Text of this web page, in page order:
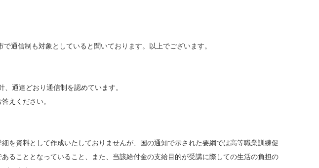
信制も対象としていると聞いております。以上でございます。
通達どおり通信制を認めています。
えください。
資料として作成いたしておりませんが、国の通知で示された要綱では高等職業訓練促
ることとなっていること、また、当該給付金の支給目的が受講に際しての生活の負担の